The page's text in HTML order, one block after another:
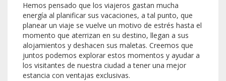
Hemos pensado que los viajeros gastan mucha
energía al planificar sus vacaciones, a tal punto, que
planear un viaje se vuelve un motivo de estrés hasta el
momento que aterrizan en su destino, llegan a sus
alojamientos y deshacen sus maletas. Creemos que
juntos podemos explorar estos momentos y ayudar a
los visitantes de nuestra ciudad a tener una mejor
estancia con ventajas exclusivas.